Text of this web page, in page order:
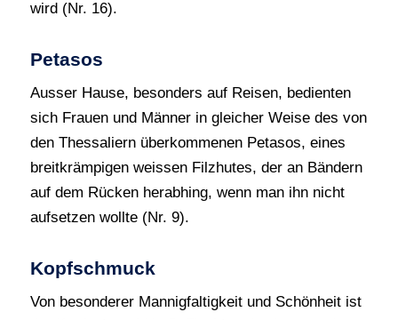
wird (Nr. 16).
Petasos
Ausser Hause, besonders auf Reisen, bedienten
sich Frauen und Männer in gleicher Weise des von
den Thessaliern überkommenen Petasos, eines
breitkrämpigen weissen Filzhutes, der an Bändern
auf dem Rücken herabhing, wenn man ihn nicht
aufsetzen wollte (Nr. 9).
Kopfschmuck
Von besonderer Mannigfaltigkeit und Schönheit ist